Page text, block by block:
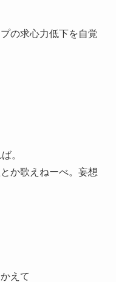
の求心力低下を自覚
。
か歌えねーべ。妄想
えて